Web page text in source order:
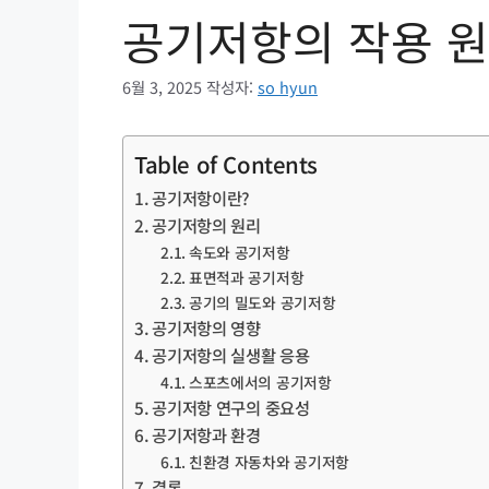
공기저항의 작용
6월 3, 2025 작성자: so hyun
Table of Contents
공기저항이란?
공기저항의 원리
속도와 공기저항
표면적과 공기저항
공기의 밀도와 공기저항
공기저항의 영향
공기저항의 실생활 응용
스포츠에서의 공기저항
공기저항 연구의 중요성
공기저항과 환경
친환경 자동차와 공기저항